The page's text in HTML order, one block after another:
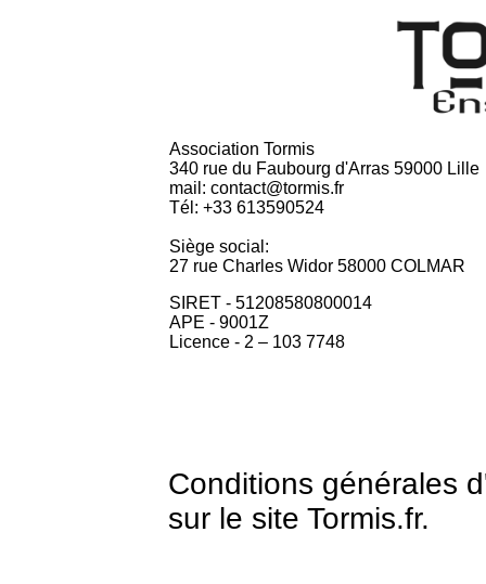
Association Tormis
340 rue du Faubourg d'Arras 59000 Lille
mail: contact@tormis.fr
Tél: +33 613590524
Siège social:
27 rue Charles Widor 58000 COLMAR
SIRET - 51208580800014
APE - 9001Z
Licence - 2 – 103 7748
Conditions générales
sur le site Tormis.fr.